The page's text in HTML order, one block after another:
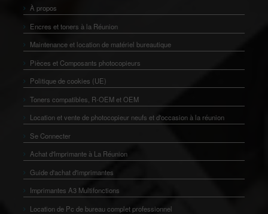
À propos
Encres et toners à la Réunion
Maintenance et location de matériel bureautique
Pièces et Composants photocopieurs
Politique de cookies (UE)
Toners compatibles, R-OEM et OEM
Location et vente de photocopieur neufs et d'occasion à la réunion
Se Connecter
Achat d'Imprimante à La Réunion
Guide d'achat d'imprimantes
Imprimantes A3 Multifonctions
Location de Pc de bureau complet professionnel